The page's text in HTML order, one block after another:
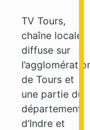
TV Tours,
chaîne locale,
diffuse sur
de Tours et
une partie du
département
d’Indre et